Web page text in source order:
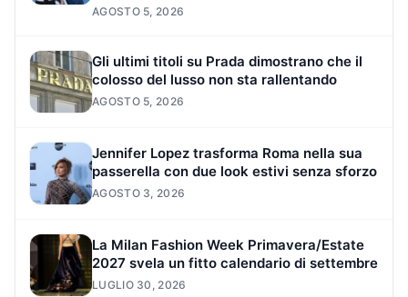
AGOSTO 5, 2026
Gli ultimi titoli su Prada dimostrano che il
colosso del lusso non sta rallentando
AGOSTO 5, 2026
Jennifer Lopez trasforma Roma nella sua
passerella con due look estivi senza sforzo
AGOSTO 3, 2026
La Milan Fashion Week Primavera/Estate
2027 svela un fitto calendario di settembre
LUGLIO 30, 2026